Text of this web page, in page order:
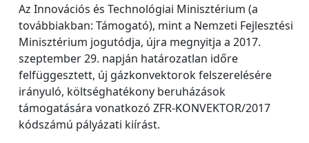
Az Innovációs és Technológiai Minisztérium (a
továbbiakban: Támogató), mint a Nemzeti Fejlesztési
Minisztérium jogutódja, újra megnyitja a 2017.
szeptember 29. napján határozatlan időre
felfüggesztett, új gázkonvektorok felszerelésére
irányuló, költséghatékony beruházások
támogatására vonatkozó ZFR-KONVEKTOR/2017
kódszámú pályázati kiírást.